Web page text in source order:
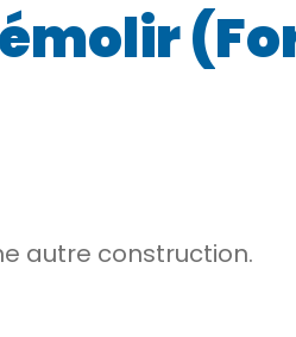
autre construction.